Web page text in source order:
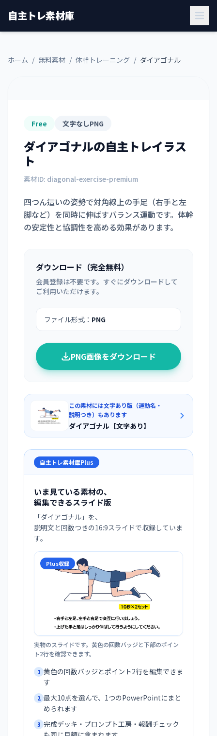
自主トレ素材庫
ホーム / 無料素材 / 体幹トレーニング / ダイアゴナル
Free 文字なしPNG
ダイアゴナルの自主トレイラス
ト
素材ID: diagonal-exercise-premium
四つん這いの姿勢で対角線上の手足（右手と左
脚など）を同時に伸ばすバランス運動です。体幹
の安定性と協調性を高める効果があります。
ダウンロード（完全無料）
会員登録は不要です。すぐにダウンロードして
ご利用いただけます。
ファイル形式： PNG
PNG画像をダウンロード
この素材には文字あり版（運動名・
説明つき）もあります
ダイアゴナル【文字あり】
自主トレ素材庫Plus
いま見ている素材の、
編集できるスライド版
「ダイアゴナル 」を、
説明文と回数つきの16:9スライドで収録していま
す。
Plus収録
実物のスライドです。黄色の回数バッジと下部のポイン
ト2行を確認できます。
1 黄色の回数バッジとポイント2行を編集できま
す
2 最大10点を選んで、1つのPowerPointにまと
められます
3 完成デッキ・プロンプト工房・報酬チェック